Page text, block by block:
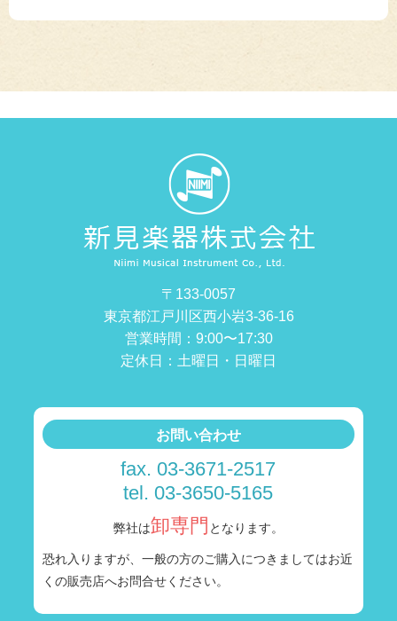
〒133-0057
東京都江戸川区西小岩3-36-16
営業時間：9:00〜17:30
定休日：土曜日・日曜日
お問い合わせ
fax. 03-3671-2517
tel. 03-3650-5165
弊社は卸専門 となります。
恐れ入りますが、一般の方のご購入につきましてはお近
くの販売店へお問合せください。